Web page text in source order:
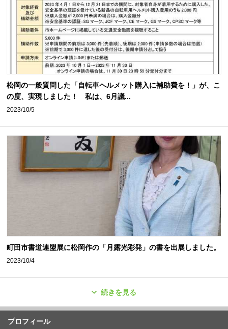
松岡の一般質問した「自転車ヘルメット購入に補助費を！」が、こ
の度、実現しました！ 私は、6月議...
2023/10/5
町田市書道連盟展に松岡作の「月露光彩発」の書を出展しました。
2023/10/4
続きを見る
プロフィール